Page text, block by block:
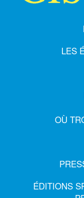
LES
OÙ
ÉDITIONS